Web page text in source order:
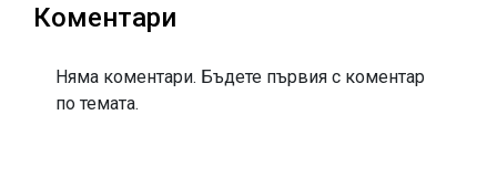
Коментари
Няма коментари. Бъдете първия с коментар
по темата.